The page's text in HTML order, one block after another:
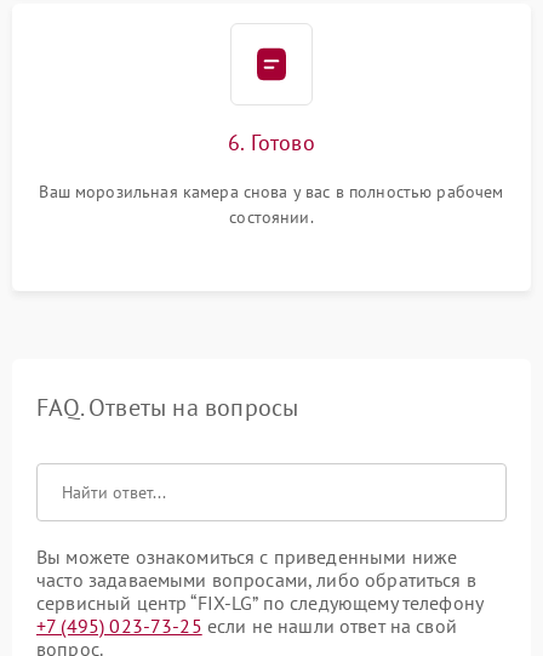
6. Готово
Ваш морозильная камера снова у вас в полностью рабочем
состоянии.
FAQ. Ответы на вопросы
Вы можете ознакомиться с приведенными ниже
часто задаваемыми вопросами, либо обратиться в
сервисный центр “FIX-LG” по следующему телефону
+7 (495) 023-73-25 если не нашли ответ на свой
вопрос.